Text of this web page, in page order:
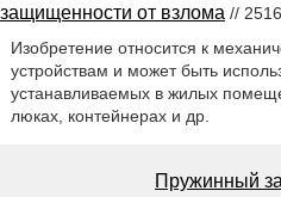
защищенности от взлома //
Изобретение относится к
устройствам и может быть
устанавливаемых в жилых
люках, контейнерах и др.
Пружинный